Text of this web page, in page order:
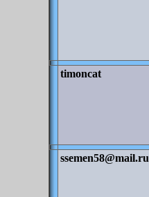
timoncat
ssemen58@mail.ru